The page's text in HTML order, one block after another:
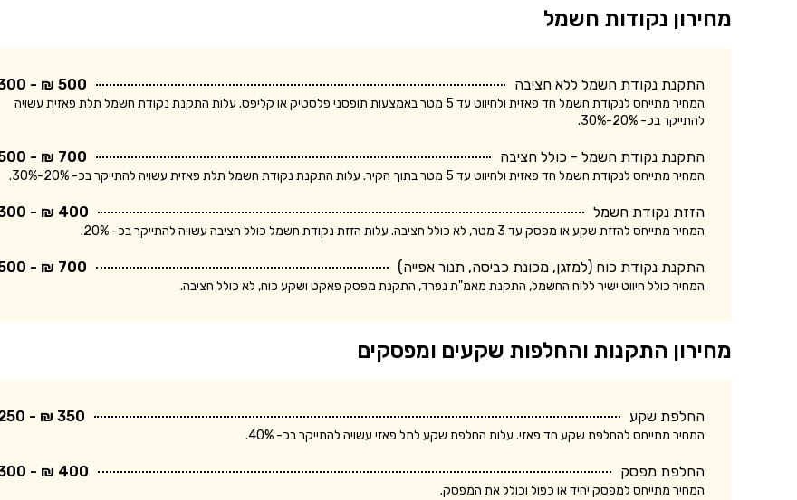
מחירון נקודות חשמל
התקנת נקודת חשמל ללא חציבה 500 ₪ - 300 ₪
המחיר מתייחס לנקודת חשמל חד פאזית ולחיווט עד 5 מטר באמצעות תופסני פלסטיק או קליפס. עלות התקנת נקודת חשמל תלת פאזית עשויה
להתייקר בכ- 20%-30%.
התקנת נקודת חשמל - כולל חציבה 700 ₪ - 500 ₪
המחיר מתייחס לנקודת חשמל חד פאזית ולחיווט עד 5 מטר בתוך הקיר. עלות התקנת נקודת חשמל תלת פאזית עשויה להתייקר בכ- 20%-30%.
הזזת נקודת חשמל 400 ₪ - 300 ₪
המחיר מתייחס להזזת שקע או מפסק עד 3 מטר, לא כולל חציבה. עלות הזזת נקודת חשמל כולל חציבה עשויה להתייקר בכ- 20%.
התקנת נקודת כוח (למזגן, מכונת כביסה, תנור אפייה) 700 ₪ - 500 ₪
המחיר כולל חיווט ישיר ללוח החשמל, התקנת מאמ"ת נפרד, התקנת מפסק פאקט ושקע כוח, לא כולל חציבה.
מחירון התקנות והחלפות שקעים ומפסקים
החלפת שקע 350 ₪ - 250 ₪
המחיר מתייחס להחלפת שקע חד פאזי. עלות החלפת שקע לתל פאזי עשויה להתייקר בכ- 40%.
החלפת מפסק 400 ₪ - 300 ₪
המחיר מתייחס למפסק יחיד או כפול וכולל את המפסק.